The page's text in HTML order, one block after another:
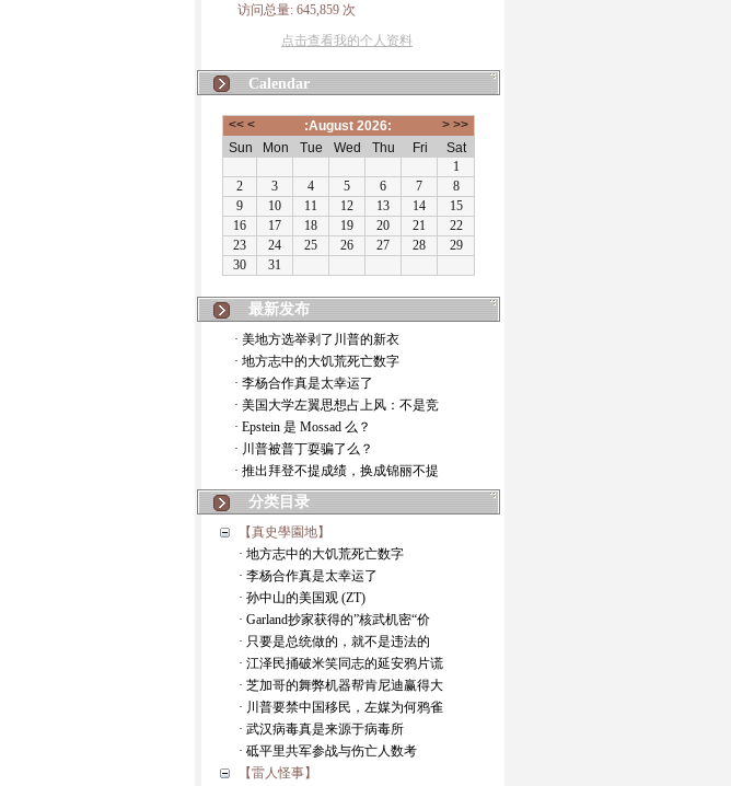
访问总量: 645,859 次
点击查看我的个人资料
Calendar
最新发布
· 美地方选举剥了川普的新衣
· 地方志中的大饥荒死亡数字
· 李杨合作真是太幸运了
· 美国大学左翼思想占上风：不是竞
· Epstein 是 Mossad 么？
· 川普被普丁耍骗了么？
· 推出拜登不提成绩，换成锦丽不提
分类目录
【真史學園地】
· 地方志中的大饥荒死亡数字
· 李杨合作真是太幸运了
· 孙中山的美国观 (ZT)
· Garland抄家获得的”核武机密“价
· 只要是总统做的，就不是违法的
· 江泽民捅破米笑同志的延安鸦片谎
· 芝加哥的舞弊机器帮肯尼迪赢得大
· 川普要禁中国移民，左媒为何鸦雀
· 武汉病毒真是来源于病毒所
· 砥平里共军参战与伤亡人数考
【雷人怪事】